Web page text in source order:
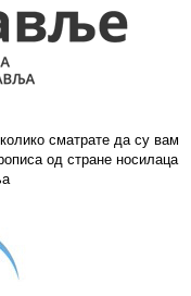
сматрате да су вам
од стране носилаца